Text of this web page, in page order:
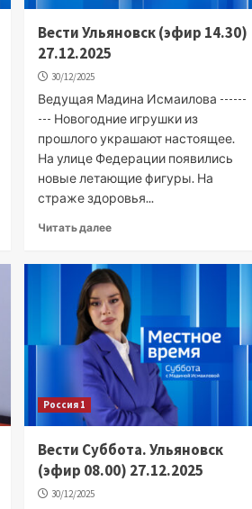
Вести Ульяновск (эфир 14.30)
27.12.2025
30/12/2025
Ведущая Мадина Исмаилова ------
--- Новогодние игрушки из
прошлого украшают настоящее.
На улице Федерации появились
новые летающие фигуры. На
страже здоровья...
Читать далее
Россия 1
Вести Суббота. Ульяновск
(эфир 08.00) 27.12.2025
30/12/2025